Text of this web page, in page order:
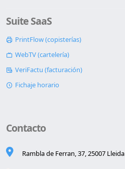
Suite SaaS
PrintFlow (copisterías)
WebTV (cartelería)
VeriFactu (facturación)
Fichaje horario
Contacto
Rambla de Ferran, 37, 25007 Lleida